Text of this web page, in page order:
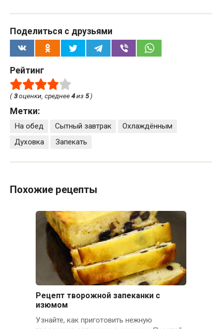
Поделиться с друзьями
Рейтинг
(3оценки, среднее4из 5)
Метки:
На обед Сытный завтрак
Охлаждённым
Духовка
Запекать
Похожие рецепты
Рецепт творожной запеканки с
изюмом
Узнайте, как приготовить нежную